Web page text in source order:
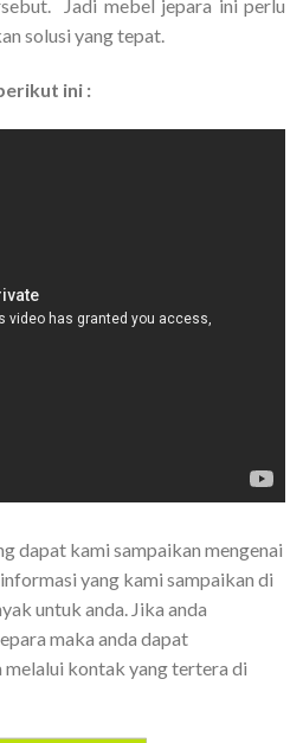
Jadi mebel jepara ini perlu
solusi yang tepat.
ini :
dapat kami sampaikan mengenai
yang kami sampaikan di
untuk anda. Jika anda
maka anda dapat
melalui kontak yang tertera di